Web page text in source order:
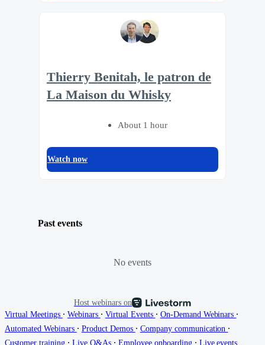
Thierry Benitah, le patron de
La Maison du Whisky
About 1 hour
Watch now
Past events
No events
Host webinars on
Virtual Meetings ∙ Webinars ∙ Virtual Events ∙ On-Demand Webinars ∙
Automated Webinars ∙ Product Demos ∙ Company communication ∙
Customer training ∙ Live Q&As ∙ Employee onboarding ∙ Live events